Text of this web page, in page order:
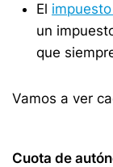
El
un
que
Vamos a ver
Cuota de